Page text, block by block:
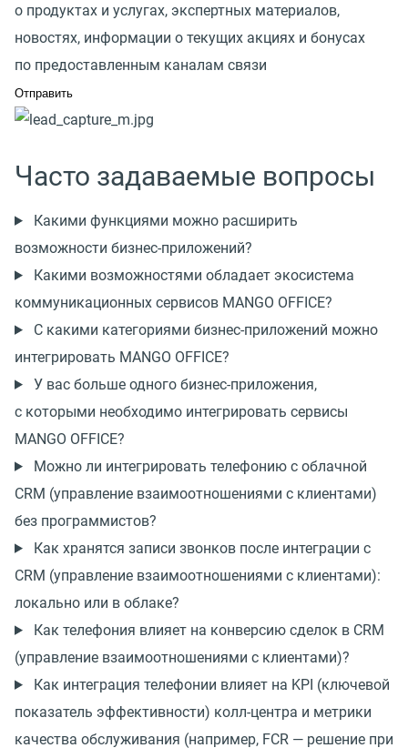
о продуктах и услугах, экспертных материалов,
новостях, информации о текущих акциях и бонусах
по предоставленным каналам связи
Часто задаваемые вопросы
Какими функциями можно расширить
возможности бизнес-приложений?
Какими возможностями обладает экосистема
коммуникационных сервисов MANGO OFFICE?
С какими категориями бизнес-приложений можно
интегрировать MANGO OFFICE?
У вас больше одного бизнес-приложения,
с которыми необходимо интегрировать сервисы
MANGO OFFICE?
Можно ли интегрировать телефонию с облачной
CRM (управление взаимоотношениями с клиентами)
без программистов?
Как хранятся записи звонков после интеграции с
CRM (управление взаимоотношениями с клиентами):
локально или в облаке?
Как телефония влияет на конверсию сделок в CRM
(управление взаимоотношениями с клиентами)?
Как интеграция телефонии влияет на KPI (ключевой
показатель эффективности) колл-центра и метрики
качества обслуживания (например, FCR — решение при